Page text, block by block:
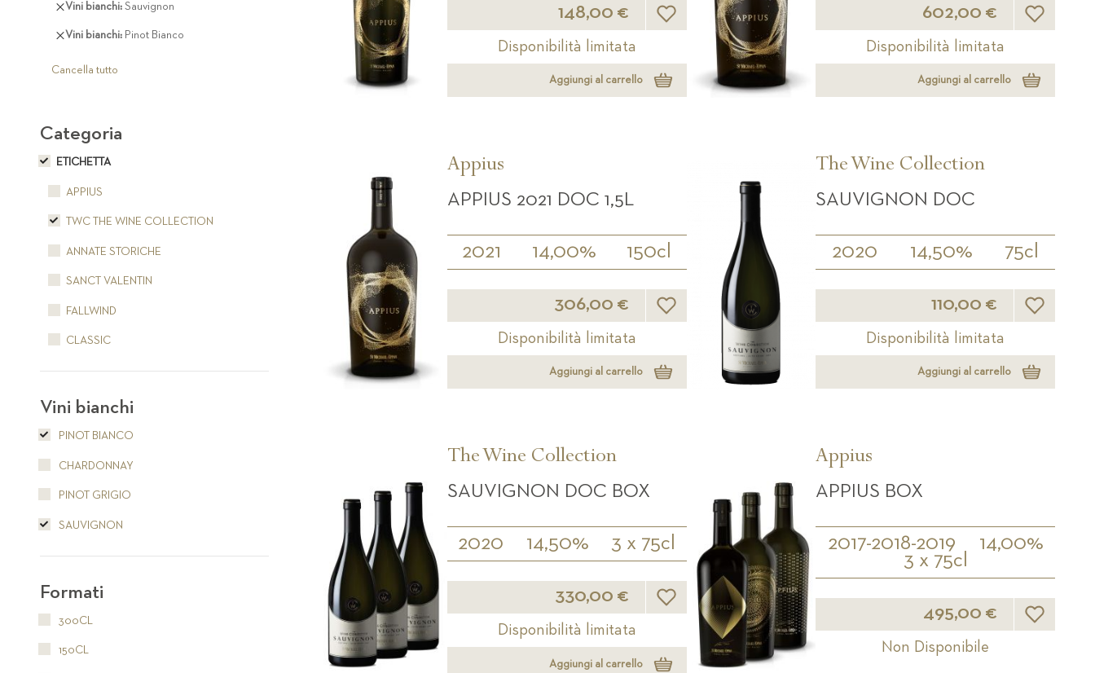
148,00 €
Disponibilità limitata
Aggiungi al carrello
602,00 €
Disponibilità limitata
Aggiungi al carrello
Appius
APPIUS 2021 DOC 1,5L
2021 14,00% 150cl
306,00 € Lista desideri
Disponibilità limitata
Aggiungi al carrello
The Wine Collection
SAUVIGNON DOC
2020 14,50% 75cl
110,00 € Lista
Disponibilità limitata
Aggiungi al carrello
The Wine Collection
SAUVIGNON DOC BOX
2020 14,50% 3 x 75cl
330,00 € Lista desideri
Disponibilità limitata
Aggiungi al carrello
Appius
APPIUS BOX
2017-2018-2019
14,00%
3 x 75cl
495,00 € Lista
Non Disponibile
articolo
Vini bianchi Sauvignon
Rimuovi
articolo
Vini bianchi Pinot Bianco
Rimuovi
articolo
Cancella tutto
Categoria
ETICHETTA
APPIUS
TWC THE WINE COLLECTION
ANNATE STORICHE
SANCT VALENTIN
FALLWIND
CLASSIC
Vini bianchi
PINOT BIANCO
CHARDONNAY
PINOT GRIGIO
SAUVIGNON
Formati
300CL
150CL